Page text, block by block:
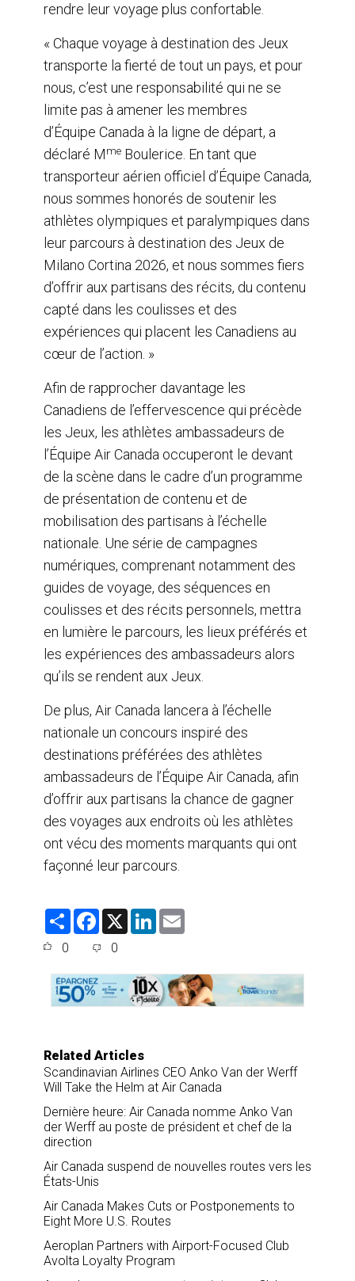
rendre leur voyage plus confortable.
« Chaque voyage à destination des Jeux
transporte la fierté de tout un pays, et pour
nous, c’est une responsabilité qui ne se
limite pas à amener les membres
d’Équipe Canada à la ligne de départ, a
déclaré Mme Boulerice. En tant que
transporteur aérien officiel d’Équipe Canada,
nous sommes honorés de soutenir les
athlètes olympiques et paralympiques dans
leur parcours à destination des Jeux de
Milano Cortina 2026, et nous sommes fiers
d’offrir aux partisans des récits, du contenu
capté dans les coulisses et des
expériences qui placent les Canadiens au
cœur de l’action. »
Afin de rapprocher davantage les
Canadiens de l’effervescence qui précède
les Jeux, les athlètes ambassadeurs de
l’Équipe Air Canada occuperont le devant
de la scène dans le cadre d’un programme
de présentation de contenu et de
mobilisation des partisans à l’échelle
nationale. Une série de campagnes
numériques, comprenant notamment des
guides de voyage, des séquences en
coulisses et des récits personnels, mettra
en lumière le parcours, les lieux préférés et
les expériences des ambassadeurs alors
qu’ils se rendent aux Jeux.
De plus, Air Canada lancera à l’échelle
nationale un concours inspiré des
destinations préférées des athlètes
ambassadeurs de l’Équipe Air Canada, afin
d’offrir aux partisans la chance de gagner
des voyages aux endroits où les athlètes
ont vécu des moments marquants qui ont
façonné leur parcours.
S
F
e
o
o
k
X
L
d
I
n
0 0
Related Articles
Scandinavian Airlines CEO Anko Van der Werff
Will Take the Helm at Air Canada
Dernière heure: Air Canada nomme Anko Van
der Werff au poste de président et chef de la
direction
Air Canada suspend de nouvelles routes vers les
États-Unis
Air Canada Makes Cuts or Postponements to
Eight More U.S. Routes
Aeroplan Partners with Airport-Focused Club
Avolta Loyalty Program